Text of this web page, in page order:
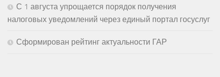
С 1 августа упрощается порядок получения
налоговых уведомлений через единый портал госуслуг
Сформирован рейтинг актуальности ГАР